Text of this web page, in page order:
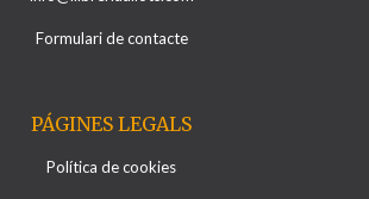
Formulari de contacte
PÁGINES LEGALS
Política de cookies